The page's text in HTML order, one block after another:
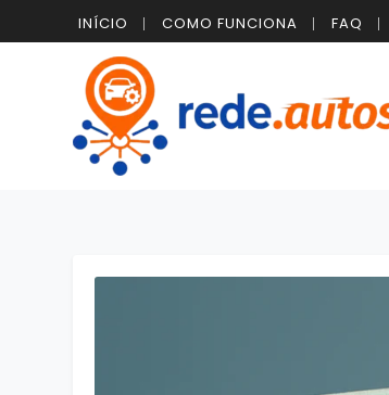
INÍCIO COMO FUNCIONA FAQ